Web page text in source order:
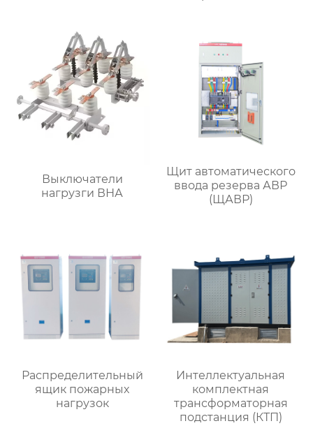
Выключатели
нагрузги ВНА
Щит автоматического
ввода резерва АВР
(ЩАВР)
Распределительный
ящик пожарных
нагрузок
Интеллектуальная
комплектная
трансформаторная
подстанция (КТП)